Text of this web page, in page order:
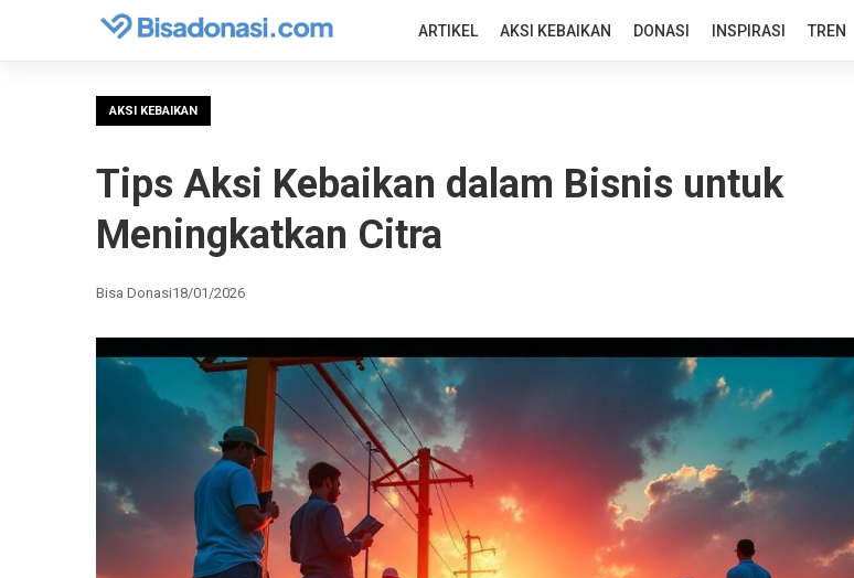
ARTIKEL AKSI KEBAIKAN DONASI INSPIRASI TREN
AKSI KEBAIKAN
Tips Aksi Kebaikan dalam Bisnis untuk
Meningkatkan Citra
Bisa Donasi18/01/2026